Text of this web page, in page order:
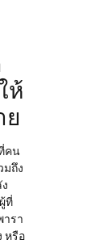
ห้
คน
มถึง
ที่
รา
หรือ